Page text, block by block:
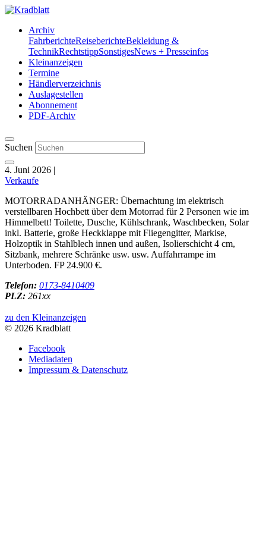
Archiv
FahrberichteReiseberichteBekleidung &
TechnikRechtstippSonstigesNews + Presseinfos
Kleinanzeigen
Termine
Händlerverzeichnis
Auslagestellen
Abonnement
PDF-Archiv
Suchen
4. Juni 2026 |
Verkaufe
MOTORRADANHÄNGER: Übernachtung im elektrisch
verstellbaren Hochbett über dem Motorrad für 2 Personen wie im
Himmelbett! Toilette, Dusche, Kühlschrank, Waschbecken, Solar
inkl. Batterie, große Heckklappe mit Fliegengitter, Markise,
Holzoptik in Stahlblech innen und außen, Isolierschicht 4 cm,
Sitzbank, mehrere Schränke usw. usw. Auffahrrampe im
Unterboden. FP 24.900 €.
Telefon: 0173-8410409
PLZ: 261xx
zu den Kleinanzeigen
© 2026 Kradblatt
Facebook
Mediadaten
Impressum & Datenschutz